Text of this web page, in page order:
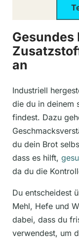
Gesundes
an
Industriell
die du in deinem
findest. Dazu
du dein Brot
dass es hilft,
da du die
Du entscheidest
Mehl, Hefe und
dabei, dass du
verwendest, um